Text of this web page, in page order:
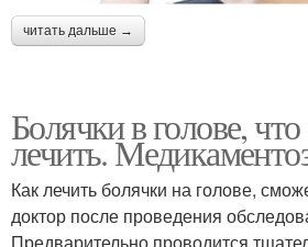
читать дальше →
Болячки в голове,
лечить.
Как лечить болячки на голове,
доктор после проведения
Предварительно проводится